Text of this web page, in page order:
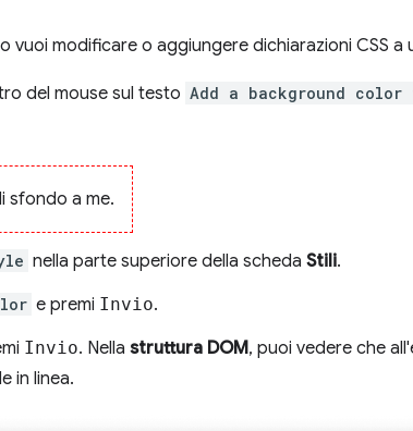
vuoi modificare o aggiungere dichiarazioni CSS a
del mouse sul testo Add a background color
sfondo a me.
nella parte superiore della scheda Stili.
e premi Invio.
Invio. Nella struttura DOM, puoi vedere che
in linea.